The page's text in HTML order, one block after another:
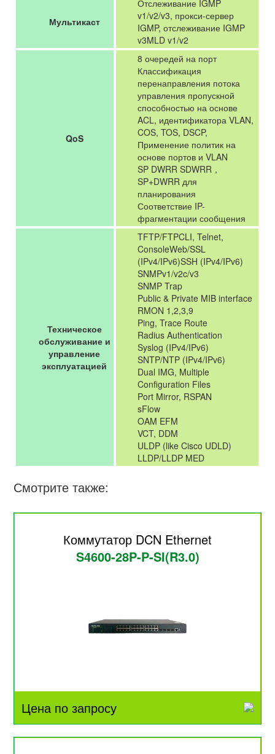
Мультикаст
Отслеживание IGMP
v1/v2/v3, прокси-сервер
IGMP, отслеживание IGMP
v3MLD v1/v2
QoS
8 очередей на порт
Классификация
перенаправления потока
управления пропускной
способностью на основе
ACL, идентификатора VLAN,
COS, TOS, DSCP,
Применение политик на
основе портов и VLAN
SP DWRR SDWRR，
SP+DWRR для
планирования
Соответствие IP-
фрагментации сообщения
Техническое
обслуживание и
управление
эксплуатацией
TFTP/FTPCLI, Telnet,
ConsoleWeb/SSL
(IPv4/IPv6)SSH (IPv4/IPv6)
SNMPv1/v2c/v3
SNMP Trap
Public & Private MIB interface
RMON 1,2,3,9
Ping, Trace Route
Radius Authentication
Syslog (IPv4/IPv6)
SNTP/NTP (IPv4/IPv6)
Dual IMG, Multiple
Configuration Files
Port Mirror, RSPAN
sFlow
OAM EFM
VCT, DDM
ULDP (like Cisco UDLD)
LLDP/LLDP MED
Смотрите также:
Коммутатор DCN Ethernet
S4600-28P-P-SI(R3.0)
Цена по запросу